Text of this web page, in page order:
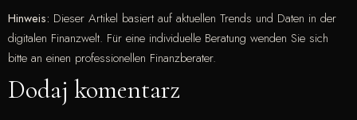
Hinweis: Dieser Artikel basiert auf aktuellen Trends und Daten in der
digitalen Finanzwelt. Für eine individuelle Beratung wenden Sie sich
bitte an einen professionellen Finanzberater.
Dodaj komentarz